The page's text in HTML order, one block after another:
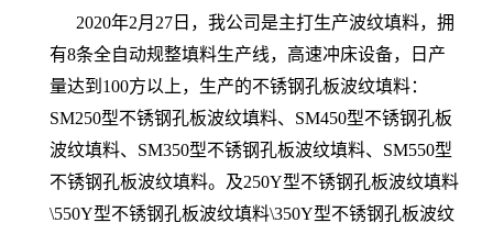
2020年2月27日，我公司是主打生产波纹填料，拥
有8条全自动规整填料生产线，高速冲床设备，日产
量达到100方以上，生产的不锈钢孔板波纹填料：
SM250型不锈钢孔板波纹填料、SM450型不锈钢孔板
波纹填料、SM350型不锈钢孔板波纹填料、SM550型
不锈钢孔板波纹填料。及250Y型不锈钢孔板波纹填料
\550Y型不锈钢孔板波纹填料\350Y型不锈钢孔板波纹